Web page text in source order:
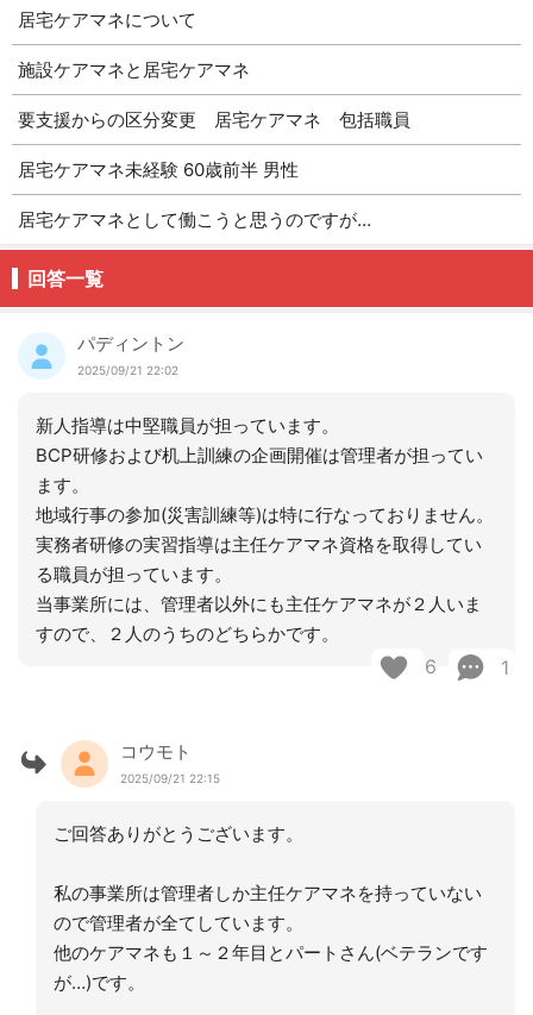
居宅ケアマネについて
施設ケアマネと居宅ケアマネ
要支援からの区分変更 居宅ケアマネ 包括職員
居宅ケアマネ未経験 60歳前半 男性
居宅ケアマネとして働こうと思うのですが…
回答一覧
パディントン
2025/09/21 22:02
新人指導は中堅職員が担っています。
BCP研修および机上訓練の企画開催は管理者が担ってい
ます。
地域行事の参加(災害訓練等)は特に行なっておりません。
実務者研修の実習指導は主任ケアマネ資格を取得してい
る職員が担っています。
当事業所には、管理者以外にも主任ケアマネが２人いま
すので、２人のうちのどちらかです。
6 1
コウモト
2025/09/21 22:15
ご回答ありがとうございます。
私の事業所は管理者しか主任ケアマネを持っていない
ので管理者が全てしています。
他のケアマネも１～２年目とパートさん(ベテランです
が…)です。